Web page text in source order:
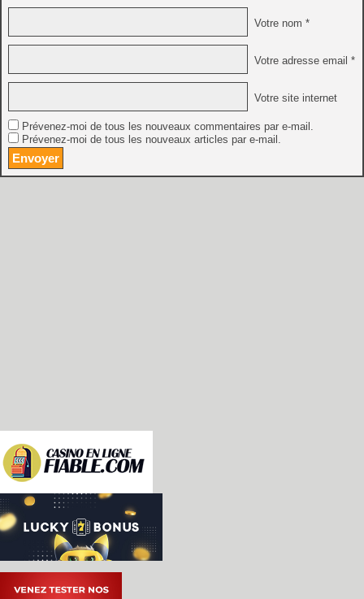
Votre nom *
Votre adresse email *
Votre site internet
Prévenez-moi de tous les nouveaux commentaires par e-mail.
Prévenez-moi de tous les nouveaux articles par e-mail.